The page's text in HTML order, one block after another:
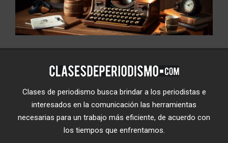
Clases de periodismo busca brindar a los periodistas e
interesados en la comunicación las herramientas
necesarias para un trabajo más eficiente, de acuerdo con
los tiempos que enfrentamos.